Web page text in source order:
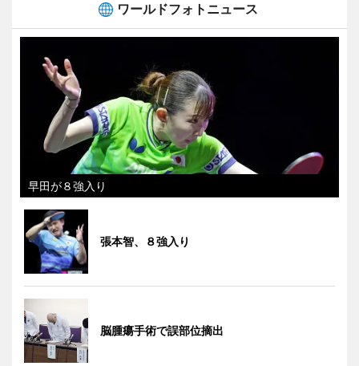
ワールドフォトニュース
早田が８強入り
張本智、８強入り
脳腫瘍手術で誤部位摘出